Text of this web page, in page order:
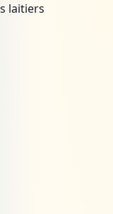
laitiers